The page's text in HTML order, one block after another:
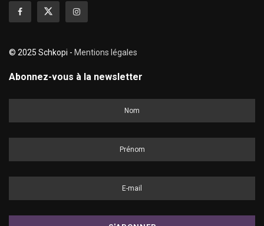
© 2025 Schkopi - Mentions légales
Abonnez-vous à la newsletter